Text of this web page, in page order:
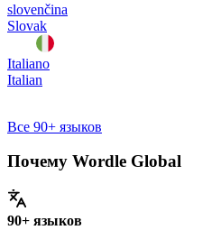
slovenčina
Slovak
Italiano
Italian
Все 90+ языков
Почему Wordle Global
90+ языков